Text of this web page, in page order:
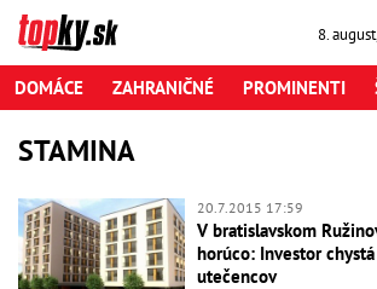
8. august
DOMÁCE ZAHRANIČNÉ PROMINENTI
STAMINA
20.7.2015 17:59
V bratislavskom
horúco: Investor
utečencov